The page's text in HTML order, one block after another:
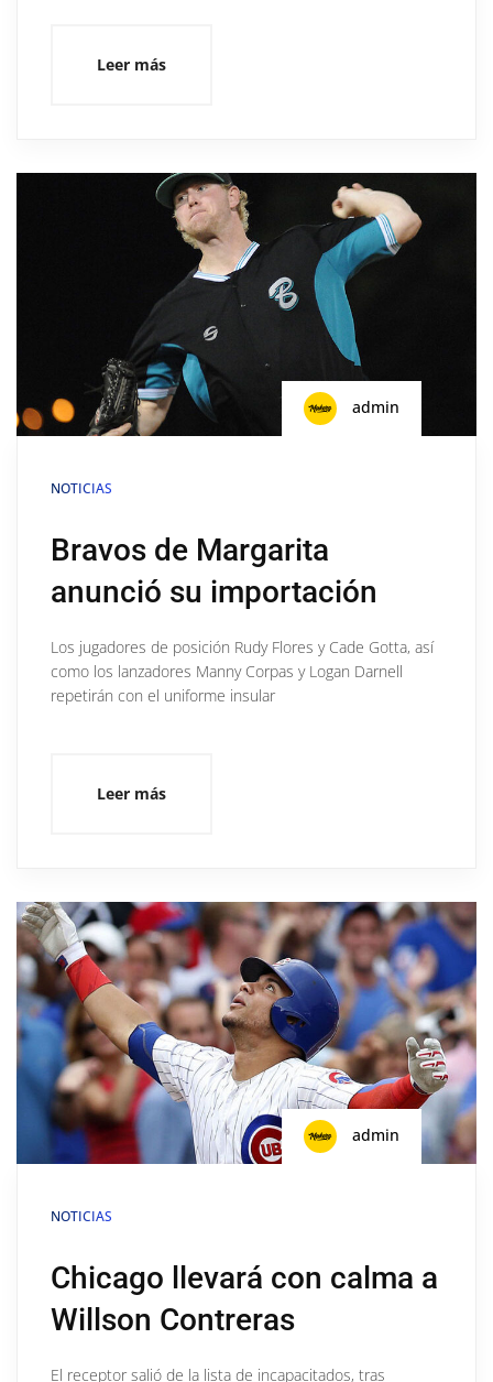
Leer más
admin
NOTICIAS
Bravos de Margarita
anunció su importación
Los jugadores de posición Rudy Flores y Cade Gotta, así
como los lanzadores Manny Corpas y Logan Darnell
repetirán con el uniforme insular
Leer más
admin
NOTICIAS
Chicago llevará con calma a
Willson Contreras
El receptor salió de la lista de incapacitados, tras